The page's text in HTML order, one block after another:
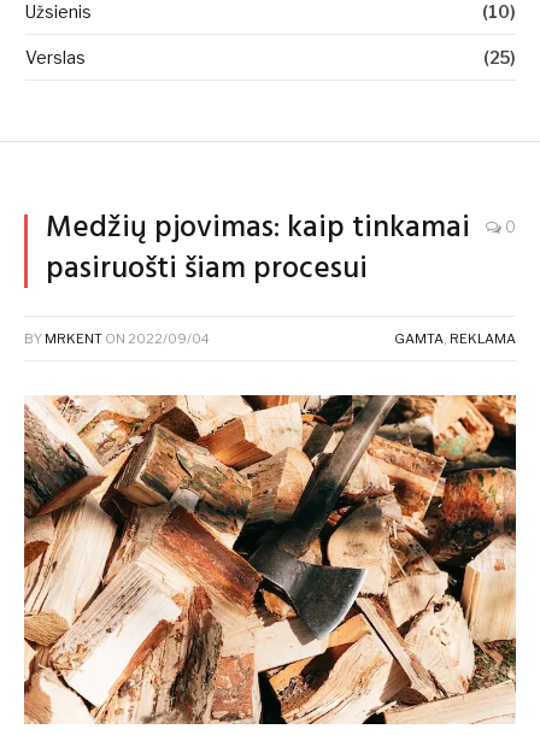
Užsienis (10)
Verslas (25)
Medžių pjovimas: kaip tinkamai
pasiruošti šiam procesui
0
BY MRKENT ON 2022/09/04 GAMTA, REKLAMA